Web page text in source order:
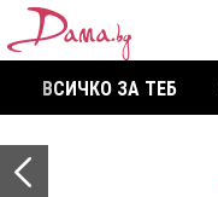
ВСИЧКО ЗА ТЕБ